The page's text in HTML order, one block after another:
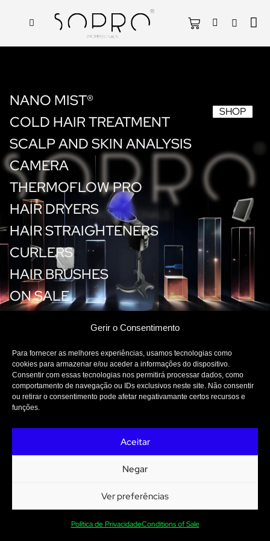
Gerir o Consentimento
Para fornecer as melhores experiências, usamos tecnologias como
cookies para armazenar e/ou aceder a informações do dispositivo.
Consentir com essas tecnologias nos permitirá processar dados, como
comportamento de navegação ou IDs exclusivos neste site. Não consentir
ou retirar o consentimento pode afetar negativamante certos recursos e
funções.
Aceitar
Negar
Ver preferências
Política de PrivacidadeConditions of Sale
NANO MIST®
COLD HAIR TREATMENT
SCALP AND SKIN ANALYSIS
CAMERA
THERMOFLOW PRO
HAIR DRYERS
HAIR STRAIGHTENERS
CURLERS
HAIR BRUSHES
ON SALE
SHOP